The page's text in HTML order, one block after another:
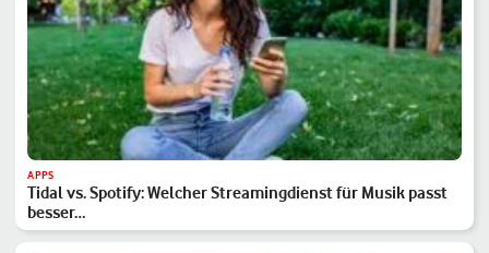
APPS
Tidal vs. Spotify: Welcher Streamingdienst für Musik passt
besser…